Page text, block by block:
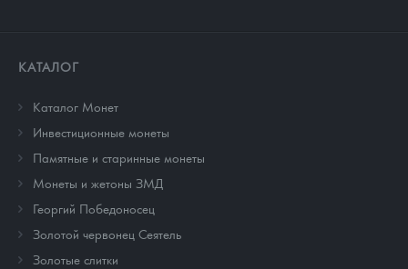
КАТАЛОГ
Каталог Монет
Инвестиционные монеты
Памятные и старинные монеты
Монеты и жетоны ЗМД
Георгий Победоносец
Золотой червонец Сеятель
Золотые слитки